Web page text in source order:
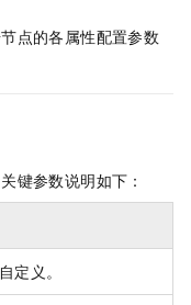
点的各属性配置参数
键参数说明如下：
定义。